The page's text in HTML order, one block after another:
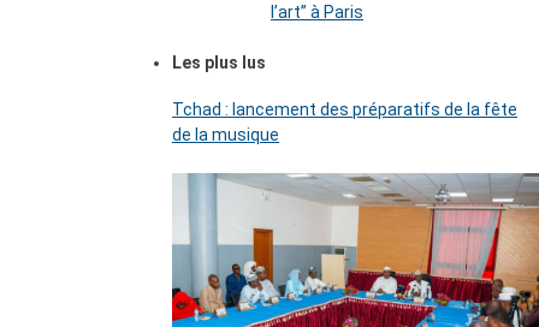
l’art’’ à Paris
Les plus lus
Tchad : lancement des préparatifs de la fête
de la musique